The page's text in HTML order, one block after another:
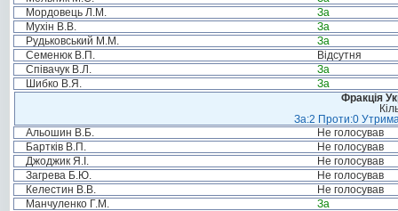
Мордовець Л.М.
За
Мухін В.В.
За
Рудьковський М.М.
За
Семенюк В.П.
Відсутня
Співачук В.Л.
За
Шибко В.Я.
За
Фракція
За:2 Проти:0
Альошин В.Б.
Не голосував
Бартків В.П.
Не голосував
Джоджик Я.І.
Не голосував
Загрева Б.Ю.
Не голосував
Келестин В.В.
Не голосував
Манчуленко Г.М.
За